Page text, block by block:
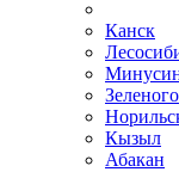
Канск
Кызыл
Абакан